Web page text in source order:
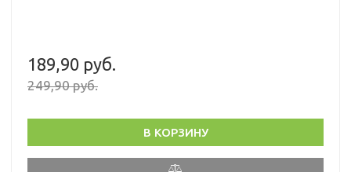
189,90 руб.
249,90 руб.
В КОРЗИНУ